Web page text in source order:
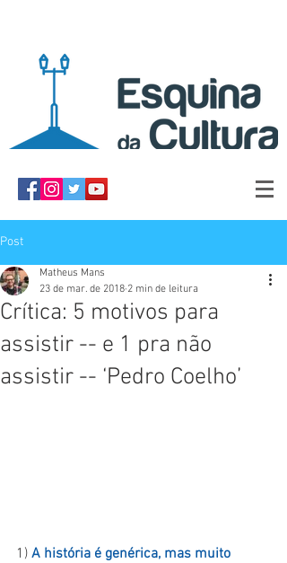
Post
Crítica: 5 motivos para
assistir -- e 1 pra não
assistir -- ‘Pedro Coelho’
Matheus Mans
23 de mar. de 2018 2 min de leitura
1) A história é genérica, mas muito